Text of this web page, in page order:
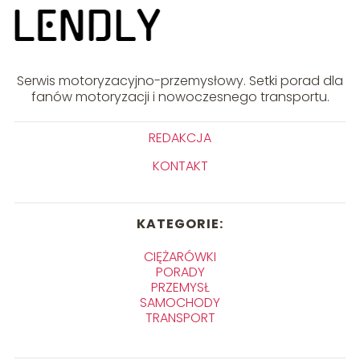
Serwis motoryzacyjno-przemysłowy. Setki porad dla
fanów motoryzacji i nowoczesnego transportu.
REDAKCJA
KONTAKT
KATEGORIE:
CIĘŻARÓWKI
PORADY
PRZEMYSŁ
SAMOCHODY
TRANSPORT